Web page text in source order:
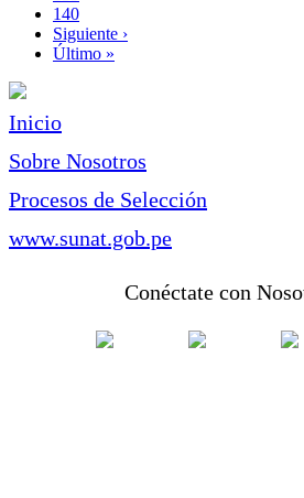
Page
140
Siguiente
página
Siguiente ›
Última
Último »
Inicio
Sobre Nosotros
Procesos de Selección
www.sunat.gob.pe
Conéctate con